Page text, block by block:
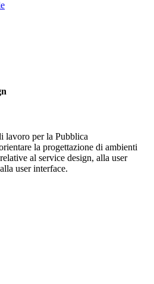
lavoro per la Pubblica
la progettazione di ambienti
al service design, alla user
user interface.